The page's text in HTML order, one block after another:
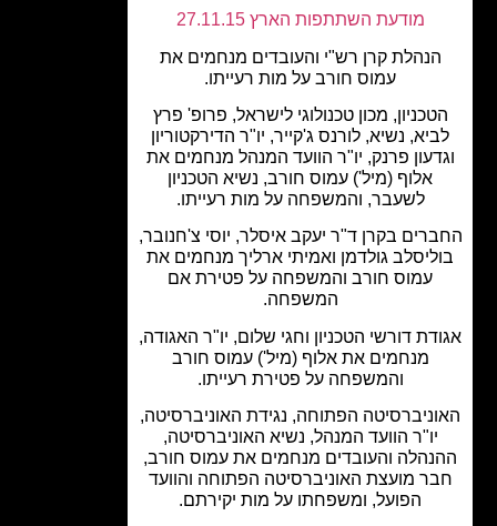
מודעת השתתפות הארץ 27.11.15
קרן רש"י והעובדים מנחמים את
עמוס חורב על מות רעייתו.
מכון טכנולוגי לישראל, פרופ' פרץ
נשיא, לורנס ג'קייר, יו"ר הדירקטוריון
פרנק, יו"ר הוועד המנהל מנחמים את
אלוף (מיל') עמוס חורב, נשיא הטכניון
לשעבר, והמשפחה על מות רעייתו.
בקרן ד"ר יעקב איסלר, יוסי צ'חנובר,
גולדמן ואמיתי ארליך מנחמים את
עמוס חורב והמשפחה על פטירת אם
המשפחה.
דורשי הטכניון וחגי שלום, יו"ר האגודה,
מנחמים את אלוף (מיל') עמוס חורב
והמשפחה על פטירת רעייתו.
הפתוחה, נגידת האוניברסיטה,
יו"ר הוועד המנהל, נשיא האוניברסיטה,
והעובדים מנחמים את עמוס חורב,
מועצת האוניברסיטה הפתוחה והוועד
הפועל, ומשפחתו על מות יקירתם.